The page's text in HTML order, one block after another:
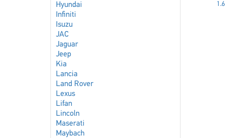
Hyundai
Infiniti
Isuzu
JAC
Jaguar
Jeep
Kia
Lancia
Land Rover
Lexus
Lifan
Lincoln
Maserati
Maybach